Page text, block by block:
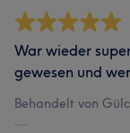
War wieder
gewesen und
Behandelt von